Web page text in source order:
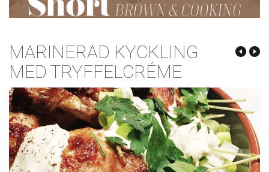
MARINERAD KYCKLING
MED TRYFFELCRÉME